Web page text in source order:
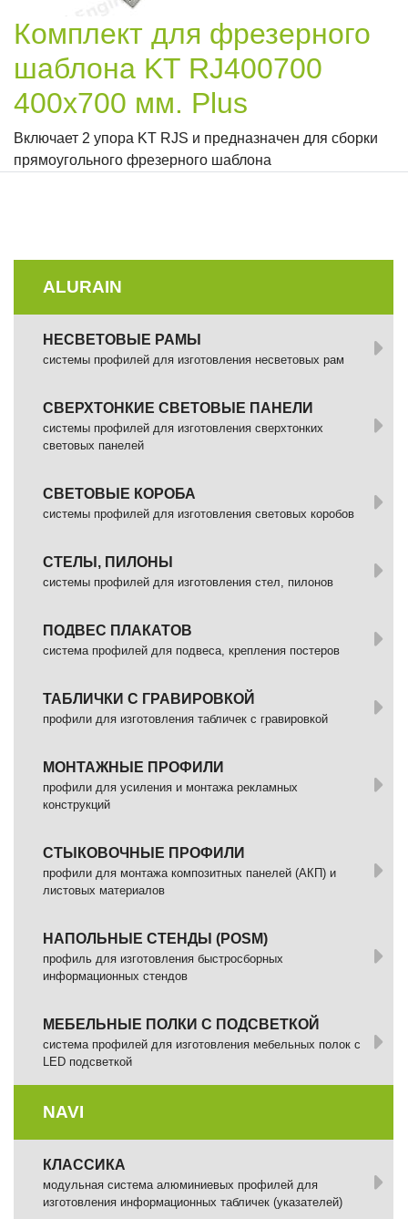
Комплект для фрезерного
шаблона KT RJ400700
400х700 мм. Plus
Включает 2 упора KT RJS и предназначен для сборки
прямоугольного фрезерного шаблона
ALURAIN
НЕСВЕТОВЫЕ РАМЫ
системы профилей для изготовления несветовых рам
СВЕРХТОНКИЕ СВЕТОВЫЕ ПАНЕЛИ
системы профилей для изготовления сверхтонких
световых панелей
СВЕТОВЫЕ КОРОБА
системы профилей для изготовления световых коробов
СТЕЛЫ, ПИЛОНЫ
системы профилей для изготовления стел, пилонов
ПОДВЕС ПЛАКАТОВ
система профилей для подвеса, крепления постеров
ТАБЛИЧКИ С ГРАВИРОВКОЙ
профили для изготовления табличек с гравировкой
МОНТАЖНЫЕ ПРОФИЛИ
профили для усиления и монтажа рекламных
конструкций
СТЫКОВОЧНЫЕ ПРОФИЛИ
профили для монтажа композитных панелей (АКП) и
листовых материалов
НАПОЛЬНЫЕ СТЕНДЫ (POSM)
профиль для изготовления быстросборных
информационных стендов
МЕБЕЛЬНЫЕ ПОЛКИ С ПОДСВЕТКОЙ
cистема профилей для изготовления мебельных полок с
LED подсветкой
NAVI
КЛАССИКА
модульная система алюминиевых профилей для
изготовления информационных табличек (указателей)